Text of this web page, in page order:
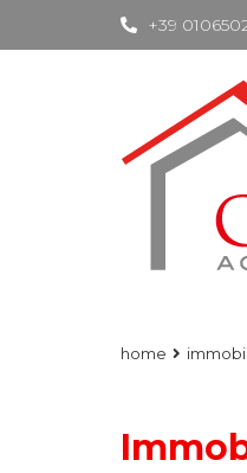
+39
home